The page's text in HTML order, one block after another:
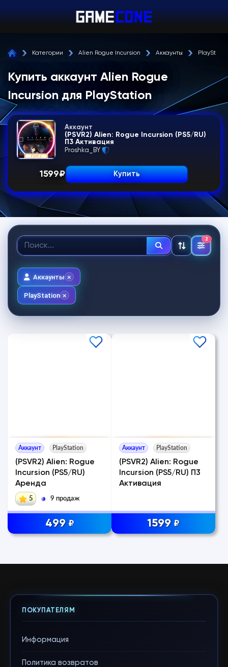
Категории Alien Rogue Incursion Аккаунты
Купить аккаунт Alien Rogue
Incursion для PlayStation
Аккаунт
(PSVR2) Alien: Rogue Incursion (PS5/RU)
П3 Активация
Proshka_BY
1599₽ Купить
2
Аккаунты
PlayStation
Аккаунт PlayStation
(PSVR2) Alien: Rogue
Incursion (PS5/RU)
Аренда
5 9 продаж
499 ₽
Аккаунт PlayStation
(PSVR2) Alien: Rogue
Incursion (PS5/RU) П3
Активация
1599 ₽
ПОКУПАТЕЛЯМ
Информация
Политика возвратов